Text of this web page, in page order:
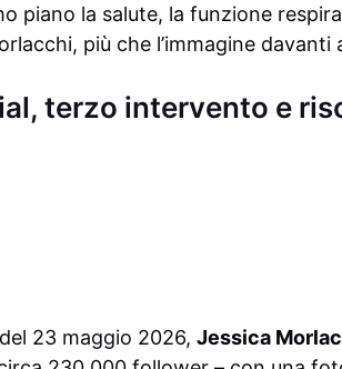
piano la salute, la funzione
più che l’immagine davanti
terzo intervento e
23 maggio 2026, Jessica